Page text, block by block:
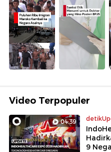
Video Terpopuler
04:39
9